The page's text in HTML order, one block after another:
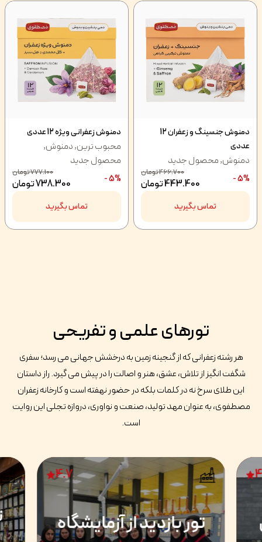
دمنوش جنسینگ و زعفران 12
عددی
دمنوش,محصول جدید
5% -
466.700تومان
443.400تومان
تماس بگیرید
دمنوش زعفرانی ویژه 12 عددی
محبوب ترین,دمنوش,
محصول جدید
5% -
777.100تومان
738.300تومان
تماس بگیرید
تورهای علمی و تفریحی
هر رشته زعفرانی که از گنجینه زمین به درخشش جهانی می رسد؛ سفری
شگفت انگیز از تلاش، عشق، هنر و اصالت را در پیش می گیرد. راز داستان
این طلای سرخ نه در کلمات بلکه در حضور نهفته است و کارخانه زعفران
مصطفوی، به عنوان مهد تولید، صنعت و نواوری، دروازه تجلی این روایت
است.
4.7
تور بازدید از آزمایشگاه